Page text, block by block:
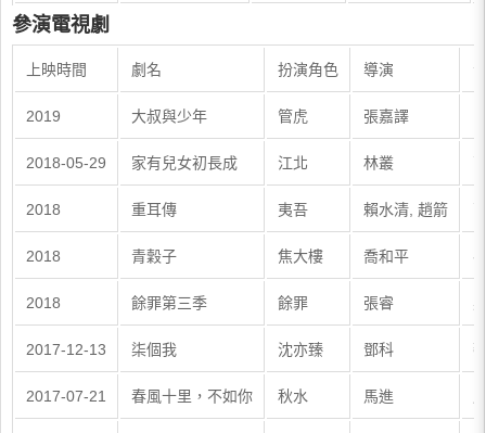
參演電視劇
上映時間 劇名 扮演角色 導演
2019 大叔與少年 管虎 張嘉譯
2018-05-29 家有兒女初長成 江北 林叢
2018 重耳傳 夷吾 賴水清, 趙箭
2018 青穀子 焦大樓 喬和平
2018 餘罪第三季 餘罪 張睿
2017-12-13 柒個我 沈亦臻 鄧科
2017-07-21 春風十里，不如你 秋水 馬進